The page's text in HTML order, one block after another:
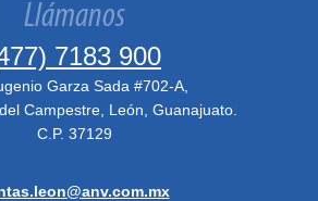
Llámanos
7183 900
Garza Sada #702-A,
Campestre, León, Guanajuato.
C.P. 37129